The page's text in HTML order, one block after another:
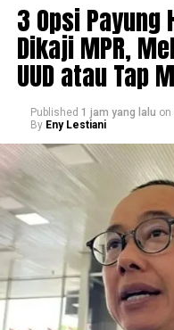
3 Opsi Payung
Dikaji MPR,
UUD atau Tap
Published 1 jam yang lalu on
By Eny Lestiani